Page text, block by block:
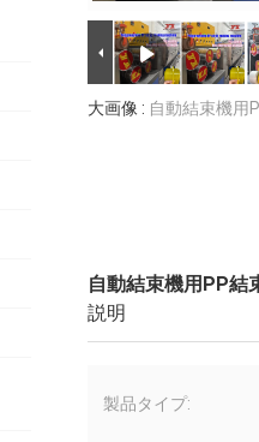
大画像 : 自動結束機用
自動結束機用PP結
説明
製品タイプ: